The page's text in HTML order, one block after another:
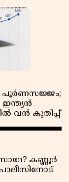
പൂർണസജ്ജം;
വൻ കുതിപ്പ്
കണ്ണൂർ